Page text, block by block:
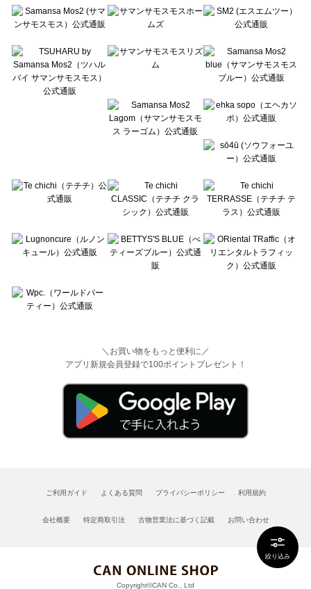
絞り込み
Te chichi（テチチ）の一覧
Te chichi CLASSIC（テチチ クラシック）の一覧
Lugnoncure（ルノンキュール）の一覧
BETTY'S BLUE（べティーズブルー）の一覧
Wpc.（ワールドパーティー）の一覧
＼お買い物をもっと便利に／
アプリ新規会員登録で100ポイントプレゼント！
ご利用ガイド よくある質問 プライバシーポリシー 利用規約
会社概要 特定商取引法 古物営業法に基づく記載 お問い合わせ
Copyright©CAN Co., Ltd